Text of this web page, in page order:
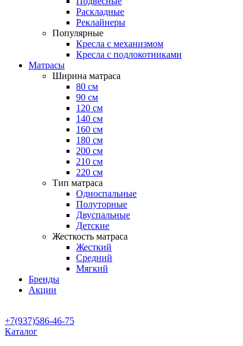
Раскладные
Реклайнеры
Популярные
Кресла с механизмом
Кресла с подлокотниками
Матрасы
Ширина матраса
80 см
90 см
120 см
140 см
160 см
180 см
200 см
210 см
220 см
Тип матраса
Односпальные
Полуторные
Двуспальные
Детские
Жесткость матраса
Жесткий
Средний
Мягкий
Бренды
Акции
+7(937)586-46-75
Каталог